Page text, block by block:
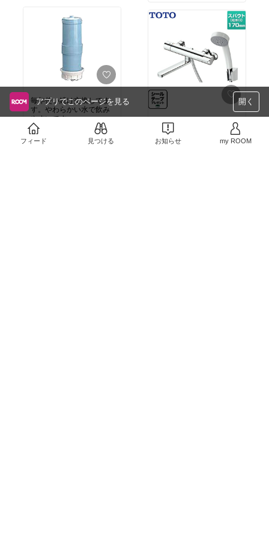
毎年使い続け交換してま
す。やわらかい水で飲み
やすいです。
￥8,850
0
ったのでDIY！！
￥18,687
アプリでこのページを見る 開く
フィード 見つける お知らせ my ROOM